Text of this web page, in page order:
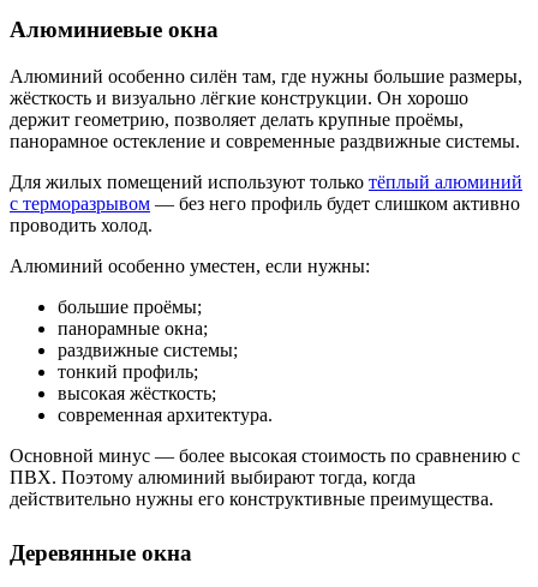
Алюминиевые окна
Алюминий особенно силён там, где нужны большие размеры,
жёсткость и визуально лёгкие конструкции. Он хорошо
держит геометрию, позволяет делать крупные проёмы,
панорамное остекление и современные раздвижные системы.
Для жилых помещений используют только тёплый алюминий
с терморазрывом — без него профиль будет слишком активно
проводить холод.
Алюминий особенно уместен, если нужны:
большие проёмы;
панорамные окна;
раздвижные системы;
тонкий профиль;
высокая жёсткость;
современная архитектура.
Основной минус — более высокая стоимость по сравнению с
ПВХ. Поэтому алюминий выбирают тогда, когда
действительно нужны его конструктивные преимущества.
Деревянные окна